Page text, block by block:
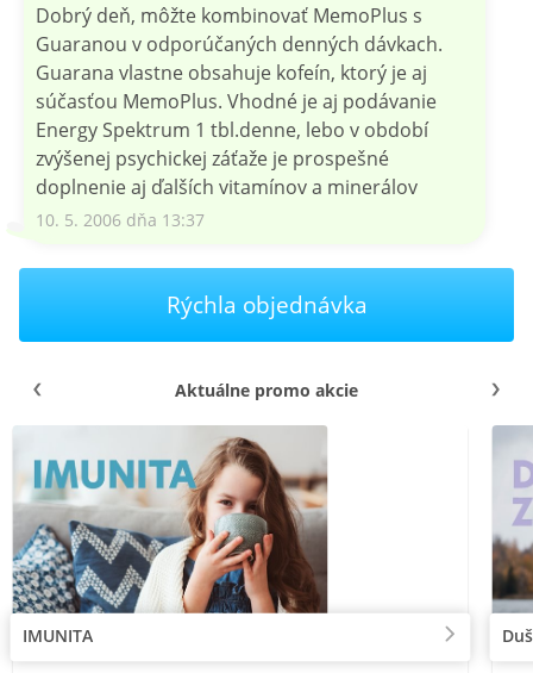
Dobrý deň, môžte kombinovať MemoPlus s
Guaranou v odporúčaných denných dávkach.
Guarana vlastne obsahuje kofeín, ktorý je aj
súčasťou MemoPlus. Vhodné je aj podávanie
Energy Spektrum 1 tbl.denne, lebo v období
zvýšenej psychickej záťaže je prospešné
doplnenie aj ďalších vitamínov a minerálov
10. 5. 2006 dňa 13:37
Rýchla objednávka
Aktuálne promo akcie
IMUNITA